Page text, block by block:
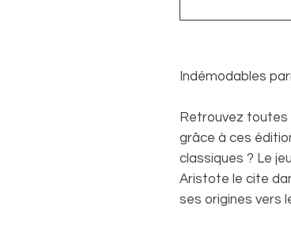
Indémodables
Retrouvez toutes
grâce à ces
classiques ? Le
Aristote le cite
ses origines vers